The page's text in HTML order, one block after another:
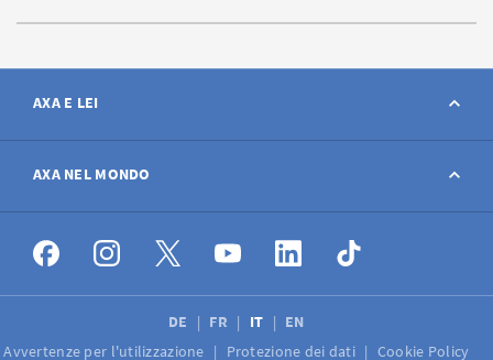
AXA E LEI
Contatto
Avviso sinistro
Offerte di lavoro
AXA NEL MONDO
AXA nel mondo
DE FR IT
EN
Avvertenze per l'utilizzazione
Protezione dei dati Cookie Policy